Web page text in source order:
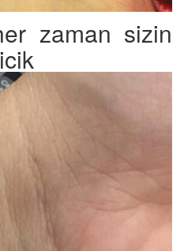
zaman sizin